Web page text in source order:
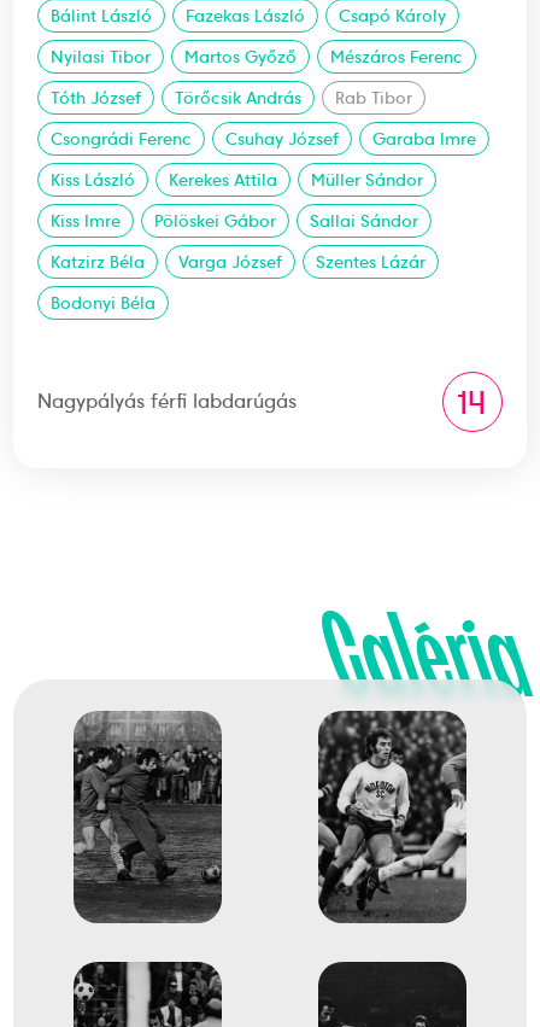
Bálint László Fazekas László
Csapó Károly
Nyilasi Tibor
Martos Győző
Mészáros Ferenc
Tóth József
Törőcsik András
Rab Tibor
Csongrádi Ferenc
Csuhay József
Garaba Imre
Kiss László
Kerekes Attila
Müller Sándor
Kiss Imre
Pölöskei Gábor
Sallai Sándor
Katzirz Béla
Varga József
Szentes Lázár
Bodonyi Béla
Nagypályás férfi labdarúgás 14
Galéria